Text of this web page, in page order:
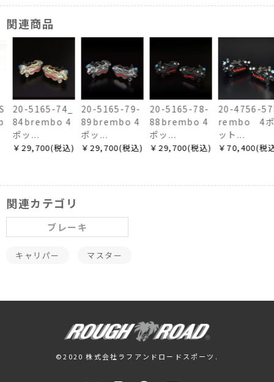
関連商品
20-5165-74_
84brembo 4
ポッ...
￥29,700(税込)
20-5165-79-
89brembo 4
ポッ...
￥29,700(税込)
20-5165-78-
88brembo 4
ポッ...
￥29,700(税込)
20-4756-57b
rembo 4ポ
ット...
￥70,400(税込)
関連カテゴリ
ブレーキ
キャリパー マスター
©2020 株式会社ラフアンドロードスポーツ.